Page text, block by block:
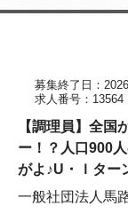
募集終了日：
求人番号：13564
【調理員】全国
ー！？人口900
がよ♪U・Ｉター
一般社団法人馬